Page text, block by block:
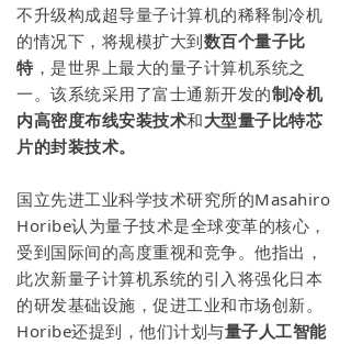
不升级构成超导量子计算机的稀释制冷机
的情况下，将规模扩大到数百个量子比
特，是世界上最大的量子计算机系统之
一。该系统采用了富士通新开发的制冷机
内高密度布线安装技术和大型量子比特芯
片的封装技术。
国立先进工业科学技术研究所的Masahiro
Horibe认为量子技术是全球变革的核心，
受到国际间的高度重视和竞争。他指出，
此次新量子计算机系统的引入将强化日本
的研发基础设施，促进工业和市场创新。
Horibe还提到，他们计划与量子人工智能